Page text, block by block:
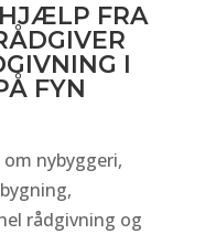
HJÆLP FRA
I
FYN
nybyggeri,
rådgivning og